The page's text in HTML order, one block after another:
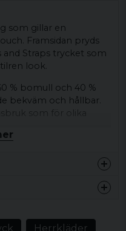
som gillar en
Framsidan pryds
and Straps trycket som
look.
% bomull och 40 %
bekväm och hållbar.
som för olika
% polyester
Herrkläder